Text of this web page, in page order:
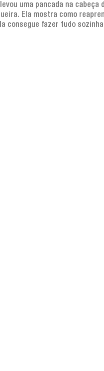
uma pancada na
Ela mostra como
consegue fazer tudo